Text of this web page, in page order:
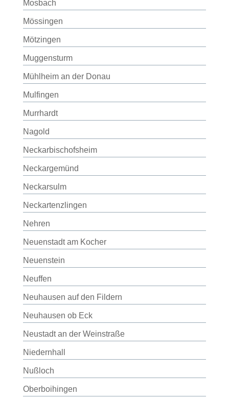
Mosbach
Mössingen
Mötzingen
Muggensturm
Mühlheim an der Donau
Mulfingen
Murrhardt
Nagold
Neckarbischofsheim
Neckargemünd
Neckarsulm
Neckartenzlingen
Nehren
Neuenstadt am Kocher
Neuenstein
Neuffen
Neuhausen auf den Fildern
Neuhausen ob Eck
Neustadt an der Weinstraße
Niedernhall
Nußloch
Oberboihingen